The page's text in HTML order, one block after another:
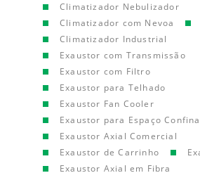
Climatizador Nebulizador
Climatizador com Nevoa
Climatizador Industrial
Exaustor com Transmissão
Exaustor com Filtro
Exaustor para Telhado
Exaustor Fan Cooler
Exaustor para Espaço
Exaustor Axial Comercial
Exaustor de Carrinho
Exaustor Axial em Fibra